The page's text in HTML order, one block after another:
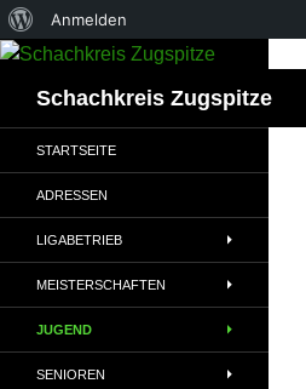
Über
WordPress
Anmelden
Schachkreis Zugspitze
STARTSEITE
ADRESSEN
LIGABETRIEB
MEISTERSCHAFTEN
JUGEND
SENIOREN